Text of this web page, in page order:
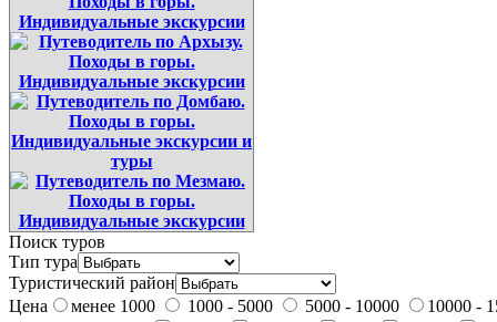
Поиск туров
Тип тура
Туристический район
Цена
менее 1000 1000 - 5000 5000 - 10000 10000 -